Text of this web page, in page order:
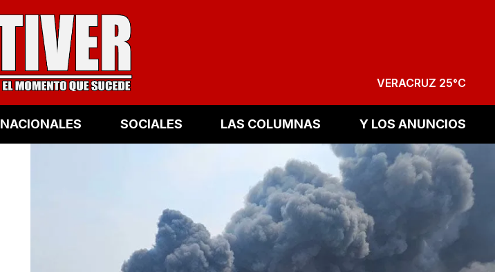
VERACRUZ 25°C
NACIONALES SOCIALES LAS COLUMNAS Y LOS ANUNCIOS